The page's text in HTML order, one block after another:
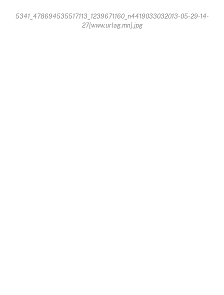
5341_478694535517113_1239671160_n4419033032013-05-29-14-
27[www.urlag.mn].jpg